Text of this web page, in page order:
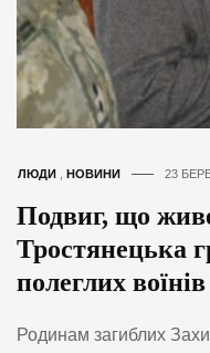
ЛЮДИ НОВИНИ 23
Подвиг, що
Тростянецька
полеглих воїнів
Родинам загиблих